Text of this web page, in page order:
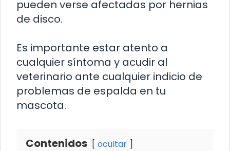
pueden verse afectadas por hernias
de disco.
Es importante estar atento a
cualquier síntoma y acudir al
veterinario ante cualquier indicio de
problemas de espalda en tu
mascota.
Contenidos ocultar